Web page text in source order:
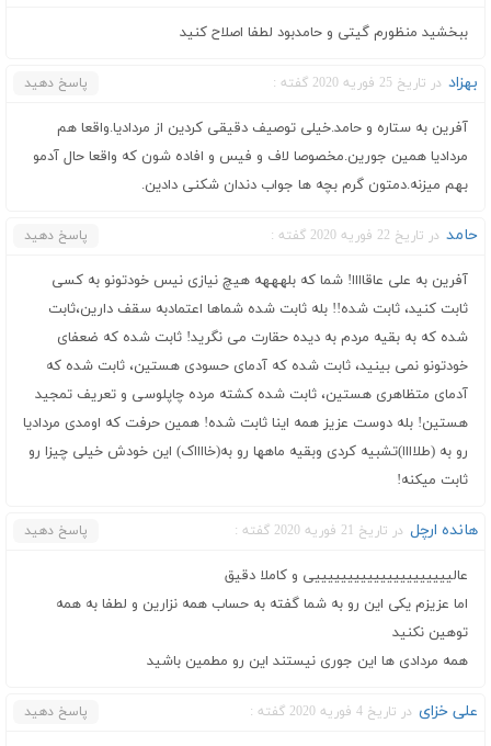
ببخشید منظورم گیتی و حامدبود لطفا اصلاح کنید
بهزاد در تاریخ 25 فوریه 2020 گفته : پاسخ دهید
آفرین به ستاره و حامد.خیلی توصیف دقیقی کردین از مردادیا.واقعا هم
مردادیا همین جورین.مخصوصا لاف و فیس و افاده شون که واقعا حال آدمو
بهم میزنه.دمتون گرم بچه ها جواب دندان شکنی دادین.
حامد در تاریخ 22 فوریه 2020 گفته : پاسخ دهید
آفرین به علی عاقاااا! شما که بلهههه هیچ نیازی نیس خودتونو به کسی
ثابت کنید، ثابت شده!! بله ثابت شده شماها اعتمادبه سقف دارین،ثابت
شده که به بقیه مردم به دیده حقارت می نگرید! ثابت شده که ضعفای
خودتونو نمی بینید، ثابت شده که آدمای حسودی هستین، ثابت شده که
آدمای متظاهری هستین، ثابت شده کشته مرده چاپلوسی و تعریف تمجید
هستین! بله دوست عزیز همه اینا ثابت شده! همین حرفت که اومدی مردادیا
رو به (طلاااا)تشبیه کردی وبقیه ماهها رو به(خااااک) این خودش خیلی چیزا رو
ثابت میکنه!
هانده ارچل در تاریخ 21 فوریه 2020 گفته : پاسخ دهید
عالیییییییییییییییییییییی و کاملا دقیق
اما عزیزم یکی این رو به شما گفته به حساب همه نزارین و لطفا به همه
توهین نکنید
همه مردادی ها این جوری نیستند این رو مطمین باشید
علی خزای در تاریخ 4 فوریه 2020 گفته : پاسخ دهید